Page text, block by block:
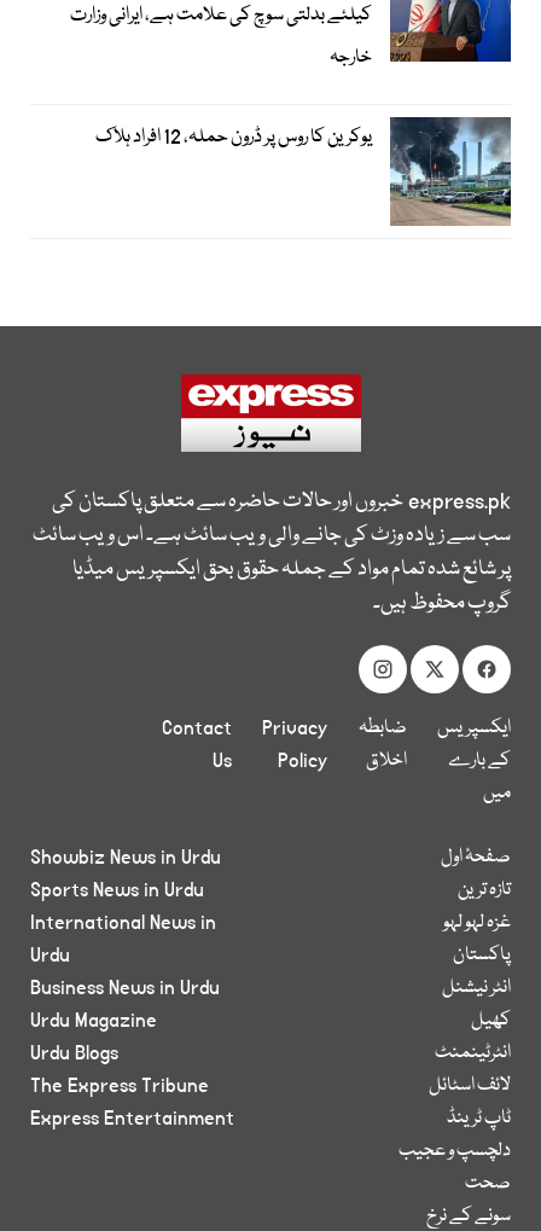
کیلئے بدلتی سوچ کی علامت ہے، ایرانی وزارت
خارجہ
یوکرین کا روس پر ڈرون حملہ، 12 افراد ہلاک
express.pkخبروں اور حالات حاضرہ سے متعلق پاکستان کی
سب سے زیادہ وزٹ کی جانے والی ویب سائٹ ہے۔ اس ویب سائٹ
پر شائع شدہ تمام مواد کے جملہ حقوق بحق ایکسپریس میڈیا
گروپ محفوظ ہیں۔
ایکسپریس
کے بارے
میں
ضابطہ
اخلاق
Privacy
Policy
Contact
Us
صفحۂ اول
تازہ ترین
غزہ لہو لہو
پاکستان
انٹر نیشنل
کھیل
انٹرٹینمنٹ
لائف اسٹائل
ٹاپ ٹرینڈ
دلچسپ و عجیب
صحت
سونے کے نرخ
Showbiz News in Urdu
Sports News in Urdu
International News in
Urdu
Business News in Urdu
Urdu Magazine
Urdu Blogs
The Express Tribune
Express Entertainment